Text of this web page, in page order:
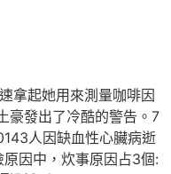
拿起她用來測量咖啡因
豪發出了冷酷的警告。7
人因缺血性心臟病逝
因中，炊事原因占3個: